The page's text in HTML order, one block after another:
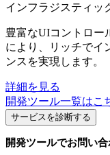
インフラジスティッ
豊富なUIコントロー
により、リッチでイ
ンスを実現します。
詳細を見る
開発ツール一覧はこ
サービスを診断する
開発ツールでお問い合